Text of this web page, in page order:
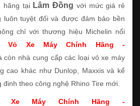
hãng tại Lâm Đồng với mức giá rẻ
luôn tuyệt đối và được đảm bảo bền
chỉ với thương hiệu Michelin nổi
Vỏ Xe Máy Chính Hãng -
còn nhà cung cấp các loại vỏ xe máy
cao khác như Dunlop, Maxxis và kể
theo công nghệ Rhino Tire mới.
Xe Máy Chính Hãng -